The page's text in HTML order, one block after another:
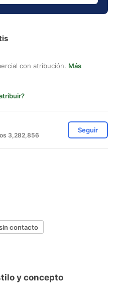
con atribución. Más
3,282,856
Seguir
contacto
y concepto